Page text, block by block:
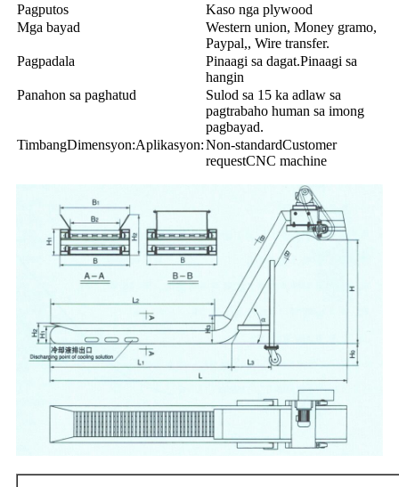
Pagputos
Kaso nga plywood
Mga bayad
Western union, Money gramo,
Paypal,, Wire transfer.
Pagpadala
Pinaagi sa dagat.Pinaagi sa
hangin
Panahon sa paghatud
Sulod sa 15 ka adlaw sa
pagtrabaho human sa imong
pagbayad.
TimbangDimensyon:Aplikasyon:Non-standardCustomer
requestCNC machine